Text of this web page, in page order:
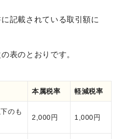
記載されている取引額に
表のとおりです。
本属税率 軽減税率
のも
2,000円 1,000円